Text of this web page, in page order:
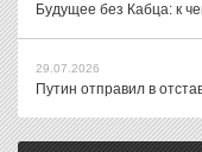
Будущее без Кабца: к
29.07.2026
Путин отправил в